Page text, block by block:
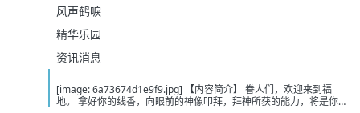
风声鹤唳
精华乐园
资讯消息
[image: 6a73674d1e9f9.jpg] 【内容简介】 眷人们，欢迎来到福
地。 拿好你的线香，向眼前的神像叩拜，拜神所获的能力，将是你们